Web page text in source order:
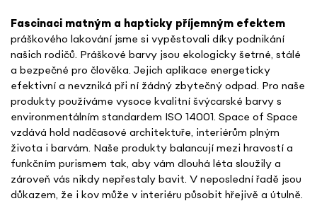
Fascinaci matným a hapticky příjemným efektem
práškového lakování jsme si vypěstovali díky podnikání
našich rodičů. Práškové barvy jsou ekologicky šetrné, stálé
a bezpečné pro člověka. Jejich aplikace energeticky
efektivní a nevzniká při ní žádný zbytečný odpad. Pro naše
produkty používáme vysoce kvalitní švýcarské barvy s
environmentálním standardem ISO 14001. Space of Space
vzdává hold nadčasové architektuře, interiérům plným
života i barvám. Naše produkty balancují mezi hravostí a
funkčním purismem tak, aby vám dlouhá léta sloužily a
zároveň vás nikdy nepřestaly bavit. V neposlední řadě jsou
důkazem, že i kov může v interiéru působit hřejivě a útulně.